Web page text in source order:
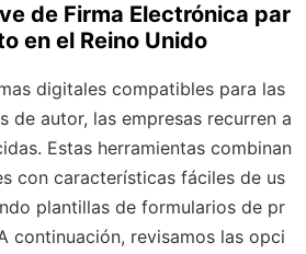
de Firma Electrónica par
en el Reino Unido
digitales compatibles para las
de autor, las empresas recurren a
Estas herramientas combinan
con características fáciles de us
plantillas de formularios de pr
continuación, revisamos las opci